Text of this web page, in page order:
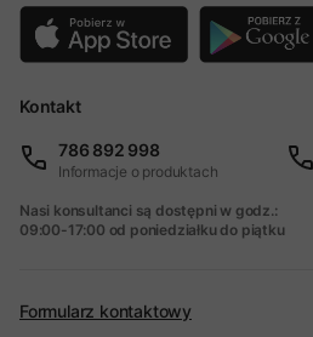
Kontakt
786 892 998
Informacje o produktach
Nasi konsultanci są dostępni w godz.:
09:00-17:00 od poniedziałku do piątku
Formularz kontaktowy